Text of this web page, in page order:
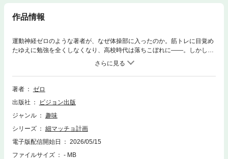
作品情報
運動神経ゼロのような著者が、なぜ体操部に入ったのか。筋トレに目覚め
たゆえに勉強を全くしなくなり、高校時代は落ちこぼれに――。しかし、
美魔女Ｋさんとの出会いにより、大きく変わった。細マッチョになるため
の秘訣をＫさんに伝授することになったのだ。
著者
ゼロ
出版社
ビジョン出版
ジャンル
趣味
シリーズ
細マッチョ計画
電子版配信開始日
2026/05/15
ファイルサイズ
- MB